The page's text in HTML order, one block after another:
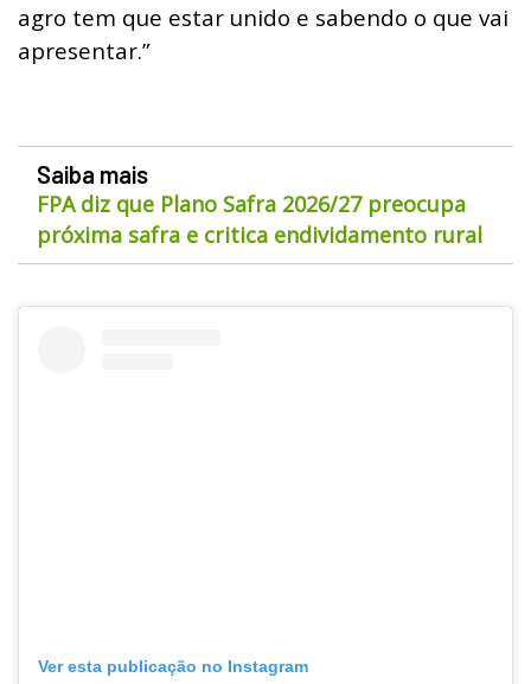
agro tem que estar unido e sabendo o que vai
apresentar.”
Saiba mais
FPA diz que Plano Safra 2026/27 preocupa
próxima safra e critica endividamento rural
Ver esta publicação no Instagram